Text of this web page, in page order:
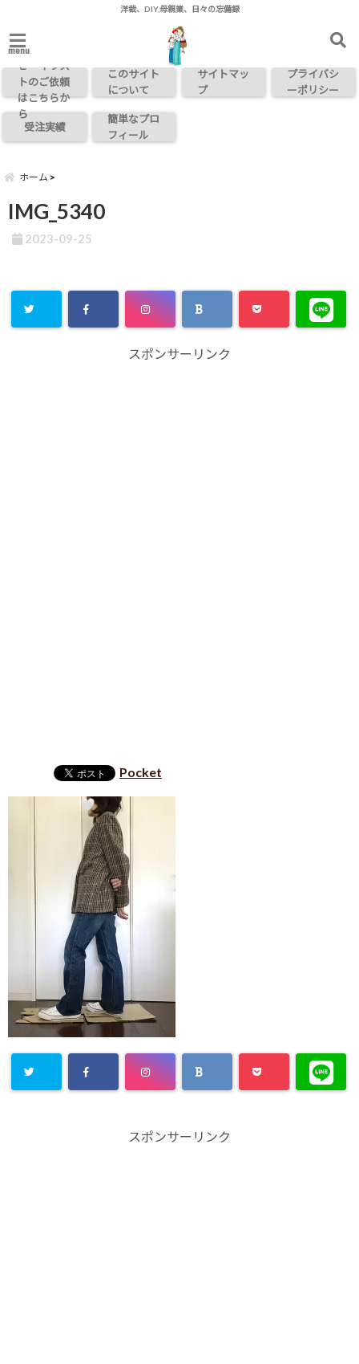
洋裁、DIY,母親業、日々の忘備録
menuお問い合わ
せ・イラス
トのご依頼
はこちらか
ら
このサイト
について
サイトマッ
プ
プライバシ
ーポリシー
受注実績
簡単なプロ
フィール
ホーム
IMG_5340
2023-09-25
スポンサーリンク
Pocket
スポンサーリンク